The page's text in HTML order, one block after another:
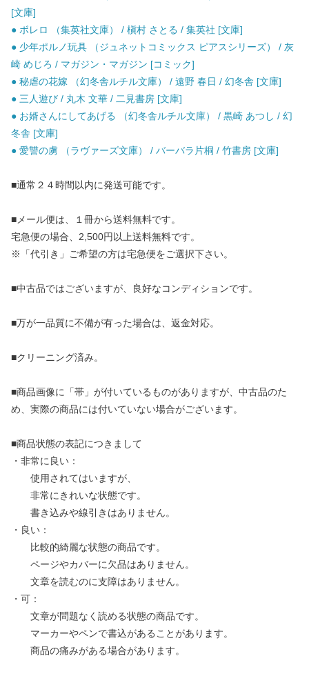
[文庫]
● ボレロ （集英社文庫） / 槇村 さとる / 集英社 [文庫]
● 少年ポルノ玩具 （ジュネットコミックス ピアスシリーズ） / 灰
崎 めじろ / マガジン・マガジン [コミック]
● 秘虐の花嫁 （幻冬舎ルチル文庫） / 遠野 春日 / 幻冬舎 [文庫]
● 三人遊び / 丸木 文華 / 二見書房 [文庫]
● お婿さんにしてあげる （幻冬舎ルチル文庫） / 黒崎 あつし / 幻
冬舎 [文庫]
● 愛讐の虜 （ラヴァーズ文庫） / バーバラ片桐 / 竹書房 [文庫]
■通常２４時間以内に発送可能です。
■メール便は、１冊から送料無料です。
宅急便の場合、2,500円以上送料無料です。
※「代引き」ご希望の方は宅急便をご選択下さい。
■中古品ではございますが、良好なコンディションです。
■万が一品質に不備が有った場合は、返金対応。
■クリーニング済み。
■商品画像に「帯」が付いているものがありますが、中古品のた
め、実際の商品には付いていない場合がございます。
■商品状態の表記につきまして
・非常に良い：
使用されてはいますが、
非常にきれいな状態です。
書き込みや線引きはありません。
・良い：
比較的綺麗な状態の商品です。
ページやカバーに欠品はありません。
文章を読むのに支障はありません。
・可：
文章が問題なく読める状態の商品です。
マーカーやペンで書込があることがあります。
商品の痛みがある場合があります。